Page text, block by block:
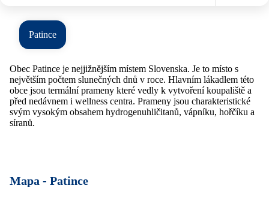
Patince
Obec Patince je nejjižnějším místem Slovenska. Je to místo s
největším počtem slunečných dnů v roce. Hlavním lákadlem této
obce jsou termální prameny které vedly k vytvoření koupaliště a
před nedávnem i wellness centra. Prameny jsou charakteristické
svým vysokým obsahem hydrogenuhličitanů, vápníku, hořčíku a
síranů.
Mapa - Patince